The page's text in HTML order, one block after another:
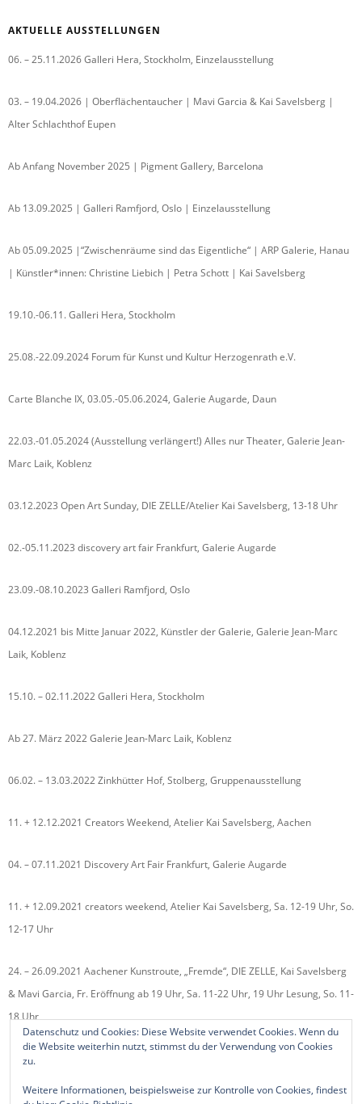
AKTUELLE AUSSTELLUNGEN
06. – 25.11.2026 Galleri Hera, Stockholm, Einzelausstellung
03. – 19.04.2026 | Oberflächentaucher | Mavi Garcia & Kai Savelsberg |
Alter Schlachthof Eupen
Ab Anfang November 2025 | Pigment Gallery, Barcelona
Ab 13.09.2025 | Galleri Ramfjord, Oslo | Einzelausstellung
Ab 05.09.2025 |“Zwischenräume sind das Eigentliche“ | ARP Galerie, Hanau
| Künstler*innen: Christine Liebich | Petra Schott | Kai Savelsberg
19.10.-06.11. Galleri Hera, Stockholm
25.08.-22.09.2024 Forum für Kunst und Kultur Herzogenrath e.V.
Carte Blanche IX, 03.05.-05.06.2024, Galerie Augarde, Daun
22.03.-01.05.2024 (Ausstellung verlängert!) Alles nur Theater, Galerie Jean-
Marc Laik, Koblenz
03.12.2023 Open Art Sunday, DIE ZELLE/Atelier Kai Savelsberg, 13-18 Uhr
02.-05.11.2023 discovery art fair Frankfurt, Galerie Augarde
23.09.-08.10.2023 Galleri Ramfjord, Oslo
04.12.2021 bis Mitte Januar 2022, Künstler der Galerie, Galerie Jean-Marc
Laik, Koblenz
15.10. – 02.11.2022 Galleri Hera, Stockholm
Ab 27. März 2022 Galerie Jean-Marc Laik, Koblenz
06.02. – 13.03.2022 Zinkhütter Hof, Stolberg, Gruppenausstellung
11. + 12.12.2021 Creators Weekend, Atelier Kai Savelsberg, Aachen
04. – 07.11.2021 Discovery Art Fair Frankfurt, Galerie Augarde
11. + 12.09.2021 creators weekend, Atelier Kai Savelsberg, Sa. 12-19 Uhr, So.
12-17 Uhr
24. – 26.09.2021 Aachener Kunstroute, „Fremde“, DIE ZELLE, Kai Savelsberg
& Mavi Garcia, Fr. Eröffnung ab 19 Uhr, Sa. 11-22 Uhr, 19 Uhr Lesung, So. 11-
18 Uhr
Datenschutz und Cookies: Diese Website verwendet Cookies. Wenn du
die Website weiterhin nutzt, stimmst du der Verwendung von Cookies
zu.
Weitere Informationen, beispielsweise zur Kontrolle von Cookies, findest